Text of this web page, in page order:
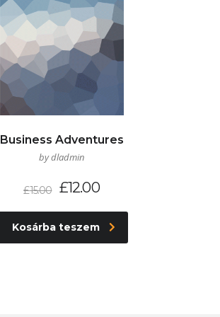
Business Adventures
by dladmin
£15.00 £12.00
Kosárba teszem